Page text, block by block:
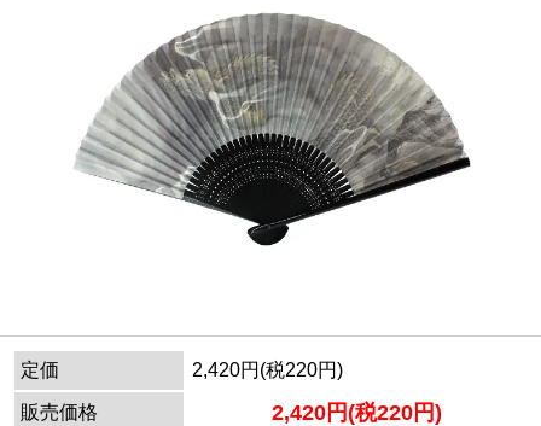
定価 2,420円(税220円)
販売価格 2,420円(税220円)